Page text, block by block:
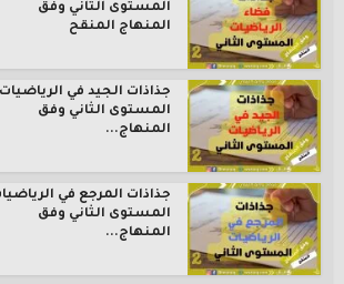
المستوى الثاني وفق
المنهاج المنقح
جذاذات الجيد في الرياضيات
المستوى الثاني وفق
المنهاج...
جذاذات المرجع في
المستوى الثاني وفق
المنهاج...